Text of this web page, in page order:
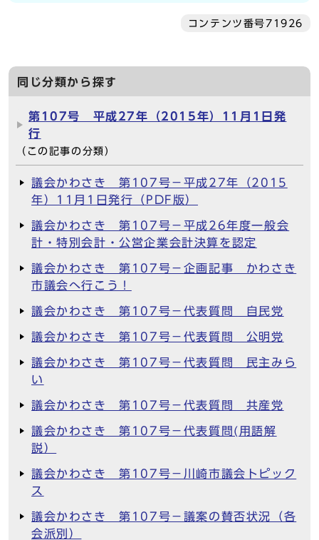
コンテンツ番号71926
同じ分類から探す
第107号 平成27年（2015年）11月1日発
行
（この記事の分類）
議会かわさき 第107号－平成27年（2015
年）11月1日発行（PDF版）
議会かわさき 第107号－平成26年度一般会
計・特別会計・公営企業会計決算を認定
議会かわさき 第107号－企画記事 かわさき
市議会へ行こう！
議会かわさき 第107号－代表質問 自民党
議会かわさき 第107号－代表質問 公明党
議会かわさき 第107号－代表質問 民主みら
い
議会かわさき 第107号－代表質問 共産党
議会かわさき 第107号－代表質問(用語解
説）
議会かわさき 第107号－川崎市議会トピック
ス
議会かわさき 第107号－議案の賛否状況（各
会派別）